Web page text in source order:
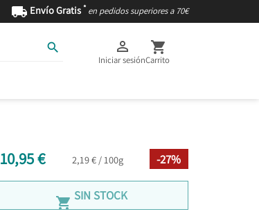
 Envío Gratis * en pedidos superiores a 70€
 
Iniciar sesión

Carrito
10,95 € 2,19 € / 100g -27%
 SIN STOCK